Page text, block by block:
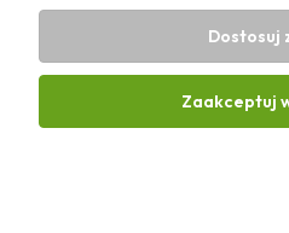
Sklep rolniczy z
731 424 460|
Dostosuj
Zaakceptuj